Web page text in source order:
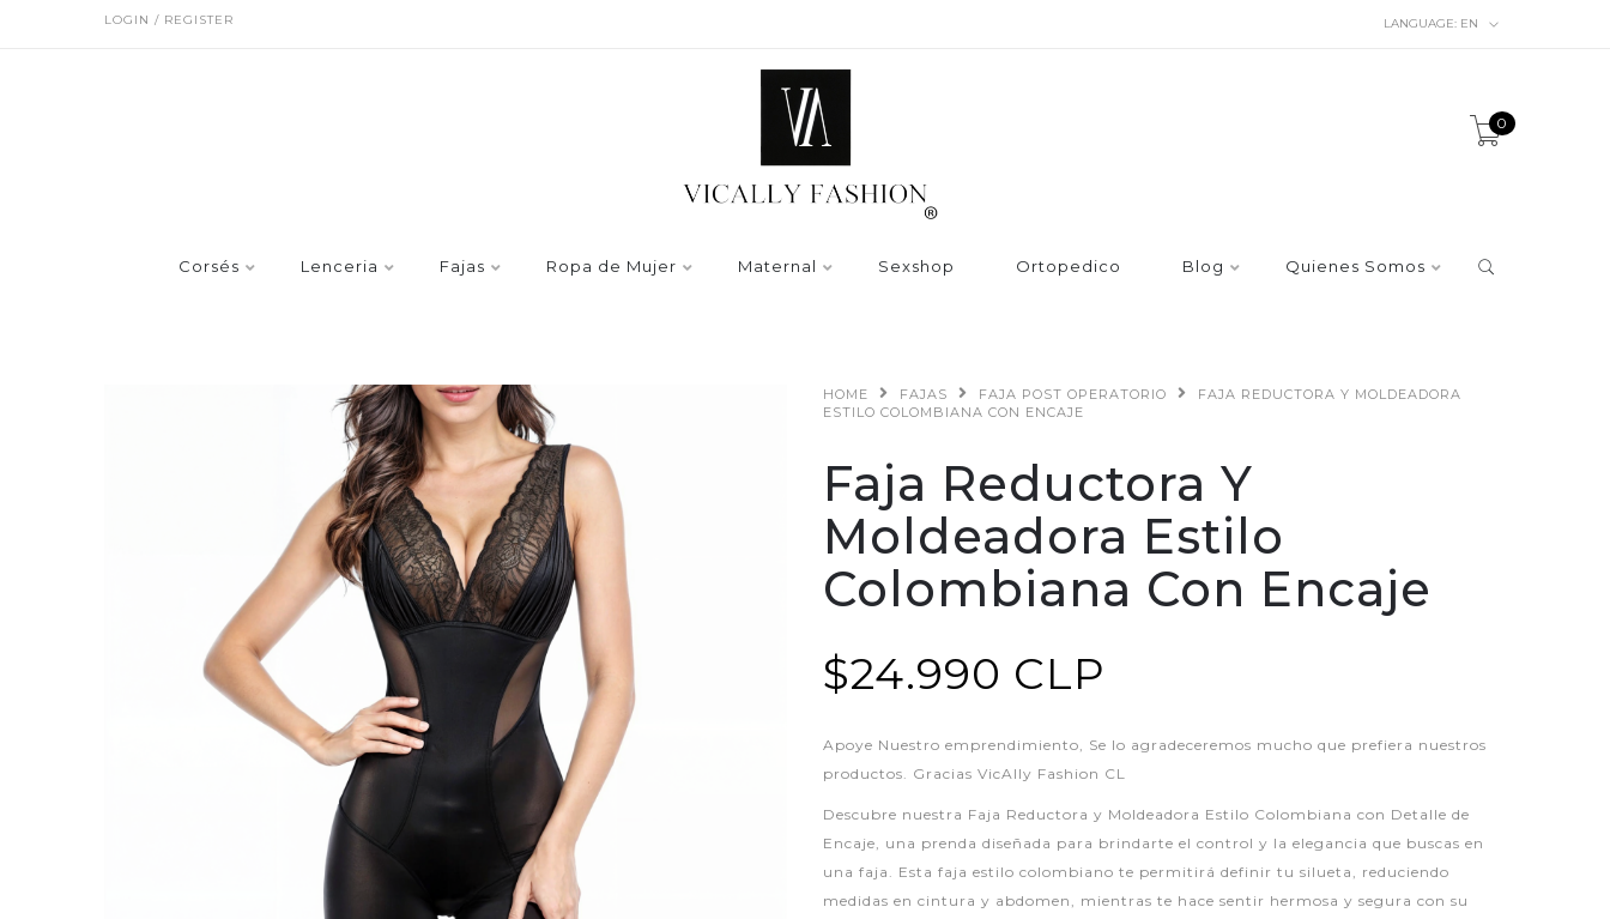
LOGIN / REGISTER LANGUAGE: EN
0
Corsés Lenceria Fajas Ropa de Mujer Maternal Sexshop Ortopedico Blog Quienes Somos
HOME FAJAS FAJA POST OPERATORIO
FAJA REDUCTORA Y MOLDEADORA
ESTILO COLOMBIANA CON ENCAJE
Faja Reductora Y
Moldeadora Estilo
Colombiana Con Encaje
$24.990 CLP
Apoye Nuestro emprendimiento, Se lo agradeceremos mucho que prefiera nuestros
productos. Gracias VicAlly Fashion CL
Descubre nuestra Faja Reductora y Moldeadora Estilo Colombiana con Detalle de
Encaje, una prenda diseñada para brindarte el control y la elegancia que buscas en
una faja. Esta faja estilo colombiano te permitirá definir tu silueta, reduciendo
medidas en cintura y abdomen, mientras te hace sentir hermosa y segura con su